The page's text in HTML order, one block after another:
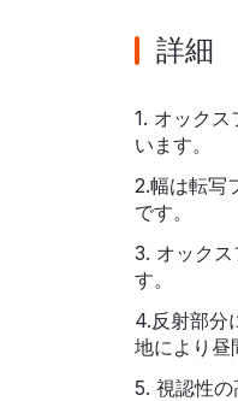
詳細
1. オック
います。
2.幅は転写
です。
3. オック
す。
4.反射部分
地により昼
5. 視認性